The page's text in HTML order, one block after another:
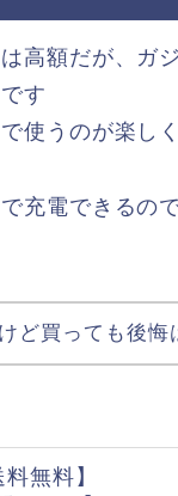
高額だが、ガ
す
使うのが楽し
充電できるの
ど買っても後悔
無料】